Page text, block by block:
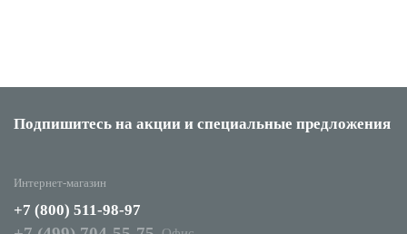
Подпишитесь на акции и специальные предложения
Интернет-магазин
+7 (800) 511-98-97